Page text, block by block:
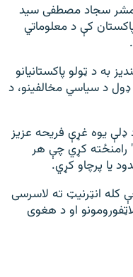
مشر سجاد مصطفی سید
کې د معلوماتي
به د ټولو پاکستانیانو
ډول د سیاسي مخالفینو، د
ډلې یوه غړې فریحه عزیز
کړي چې هر
یا پرچاو کړي.
انټرنیټ ته لاسرسی
او د هغوی